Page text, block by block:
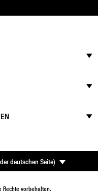
deutschen Seite)
vorbehalten.